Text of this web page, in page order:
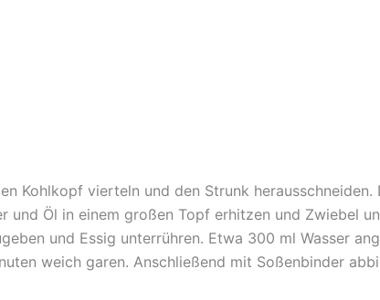
Kohlkopf vierteln und den Strunk
und Öl in einem großen Topf erhitzen und Zwiebel
und Essig unterrühren. Etwa 300 ml Wasser
weich garen. Anschließend mit Soßenbinder